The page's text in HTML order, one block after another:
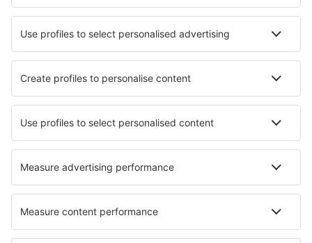
Veneţia
Perugia San Francesco d'Assisi – Umbria Intl
Airport (PEG)
Lamezia Terme Sant'Eufemia Intl (SUF)
Verona Valerio Catullo Villafranca (VRN)
Trapani Vincenzo Florio (TPS)